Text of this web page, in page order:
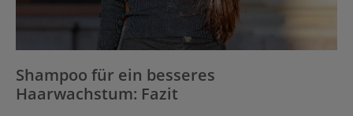
Shampoo für ein besseres
Haarwachstum: Fazit